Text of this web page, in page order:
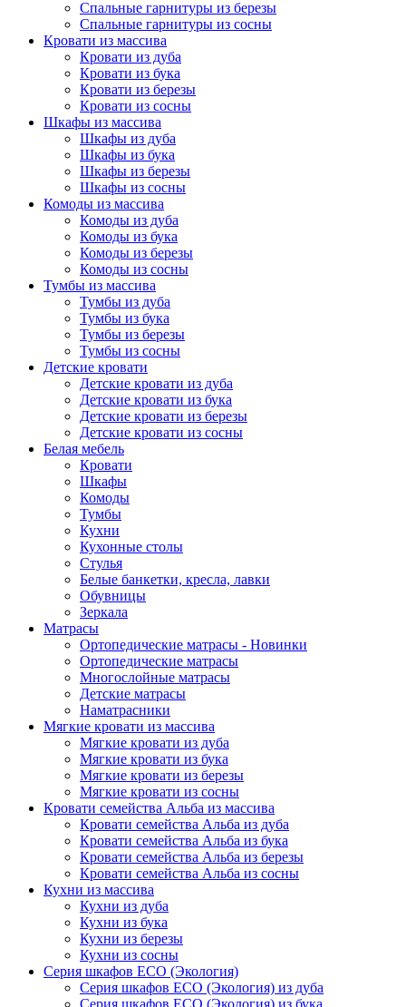
Спальные гарнитуры из березы
Спальные гарнитуры из сосны
Кровати из массива
Кровати из дуба
Кровати из бука
Кровати из березы
Кровати из сосны
Шкафы из массива
Шкафы из дуба
Шкафы из бука
Шкафы из березы
Шкафы из сосны
Комоды из массива
Комоды из дуба
Комоды из бука
Комоды из березы
Комоды из сосны
Тумбы из массива
Тумбы из дуба
Тумбы из бука
Тумбы из березы
Тумбы из сосны
Детские кровати
Детские кровати из дуба
Детские кровати из бука
Детские кровати из березы
Детские кровати из сосны
Белая мебель
Кровати
Шкафы
Комоды
Тумбы
Кухни
Кухонные столы
Стулья
Белые банкетки, кресла, лавки
Обувницы
Зеркала
Матрасы
Ортопедические матрасы - Новинки
Ортопедические матрасы
Многослойные матрасы
Детские матрасы
Наматрасники
Мягкие кровати из массива
Мягкие кровати из дуба
Мягкие кровати из бука
Мягкие кровати из березы
Мягкие кровати из сосны
Кровати семейства Альба из массива
Кровати семейства Альба из дуба
Кровати семейства Альба из бука
Кровати семейства Альба из березы
Кровати семейства Альба из сосны
Кухни из массива
Кухни из дуба
Кухни из бука
Кухни из березы
Кухни из сосны
Серия шкафов ECO (Экология)
Серия шкафов ECO (Экология) из дуба
Серия шкафов ECO (Экология) из бука